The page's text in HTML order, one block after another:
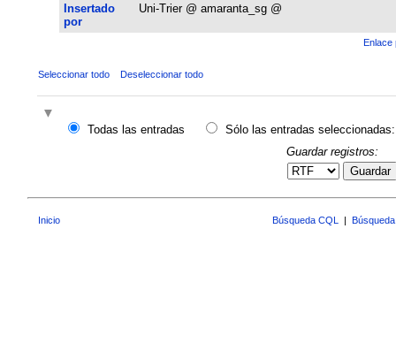
Insertado
por
Uni-Trier @ amaranta_sg @
Enlace
Seleccionar todo Deseleccionar todo
Todas las entradas
Sólo las entradas seleccionadas:
Guardar registros:
Guardar
Inicio Búsqueda CQL